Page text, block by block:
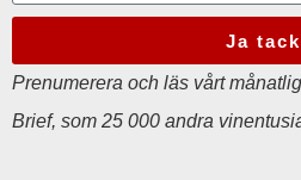
Ja
Prenumerera och läs vårt
Brief, som 25 000 andra